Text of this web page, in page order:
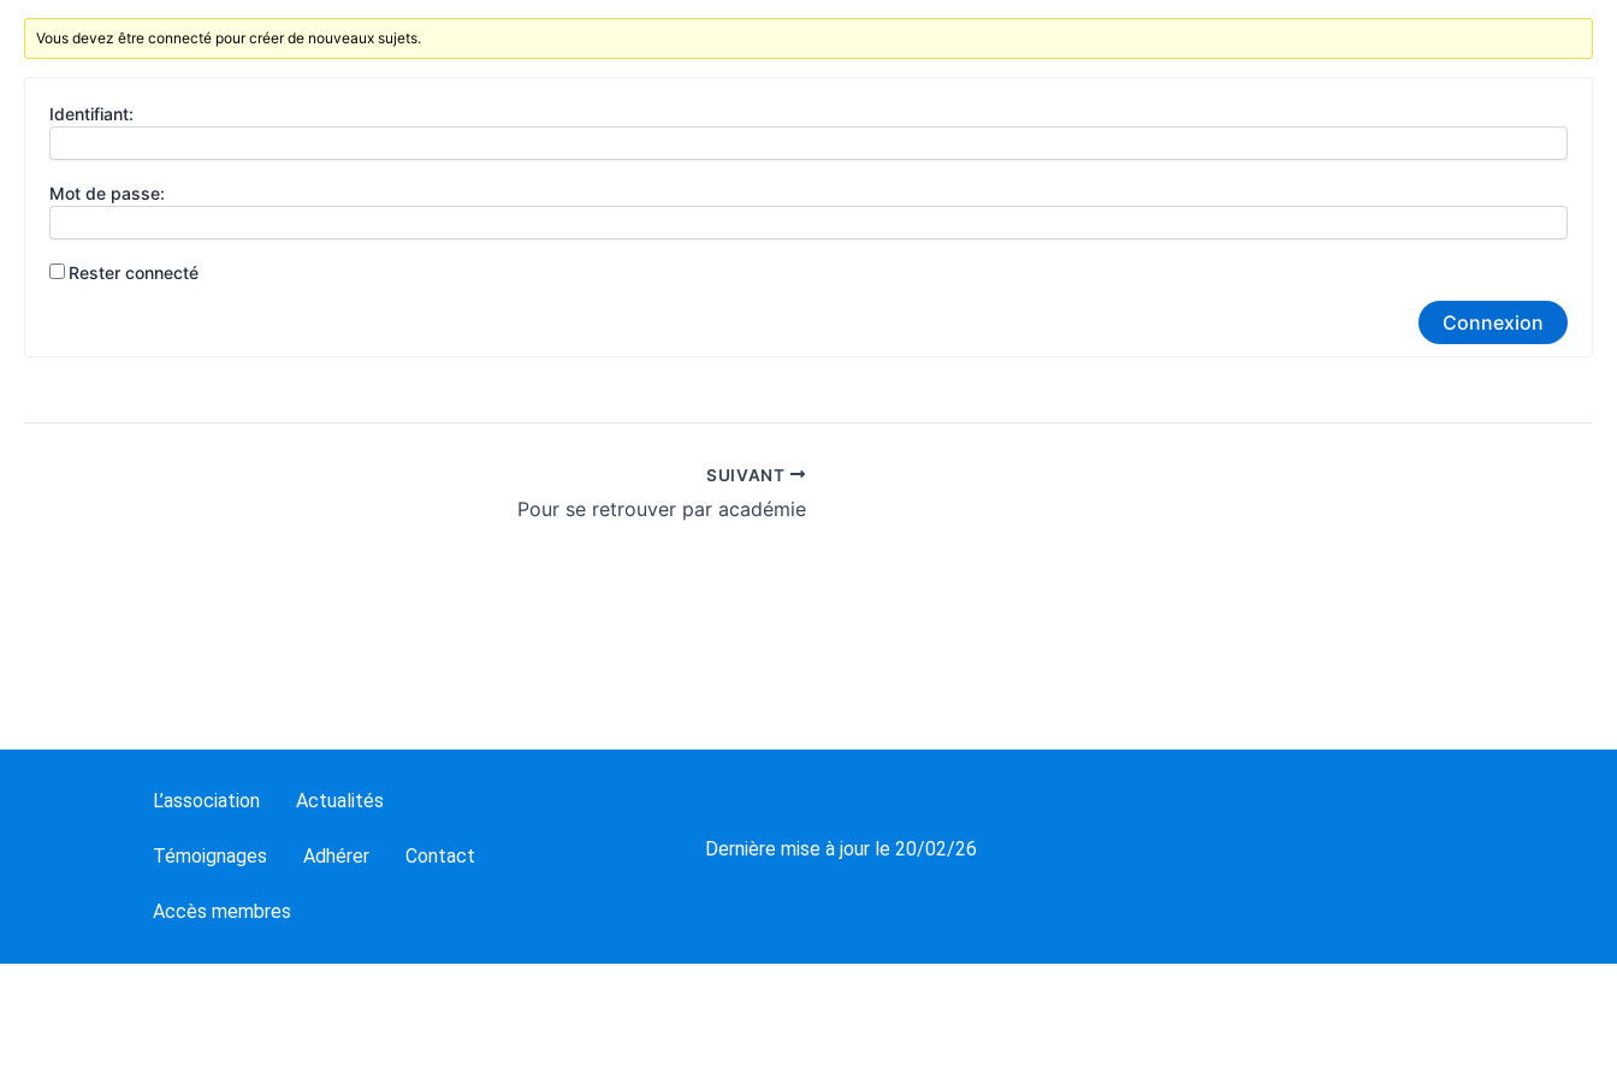
o
k
Vous devez être connecté pour créer de nouveaux sujets.
Identifiant:
Mot de passe:
Rester connecté
Connexion
SUIVANT
Pour se retrouver par académie
L’association Actualités
Témoignages Adhérer Contact
Accès membres
Dernière mise à jour le 20/02/26